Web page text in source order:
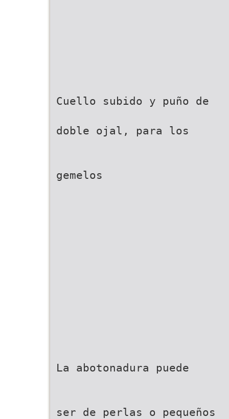
Cuello subido y puño de
doble ojal, para los
gemelos
La abotonadura puede
ser de perlas o pequeños